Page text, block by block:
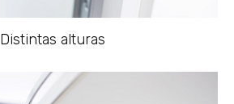
Distintas alturas